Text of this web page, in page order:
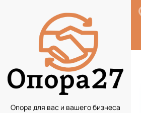
Опора для вас и вашего бизнеса